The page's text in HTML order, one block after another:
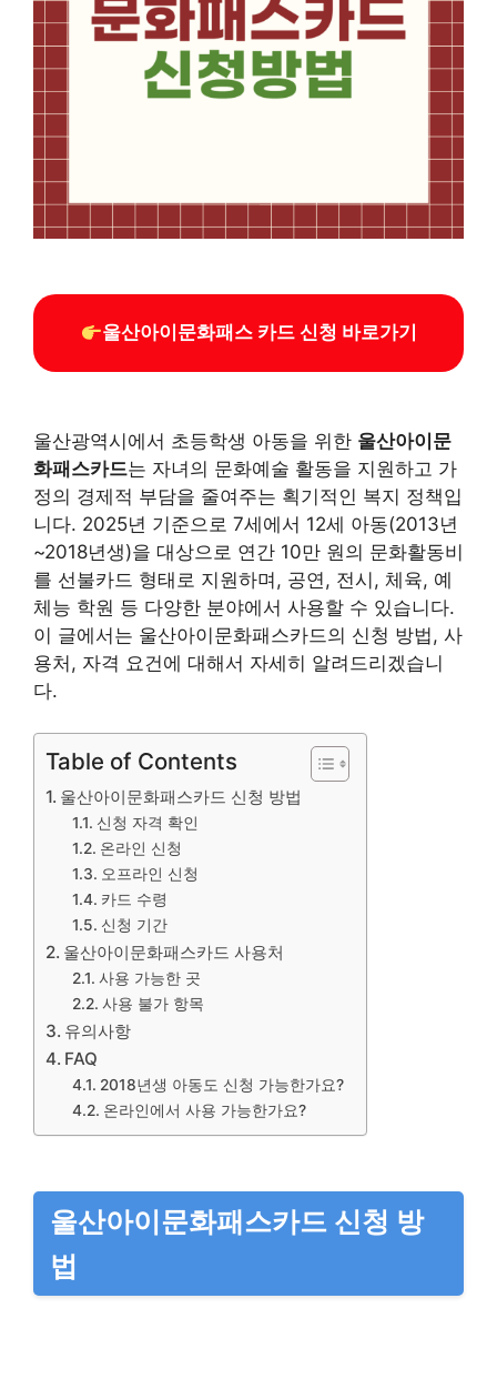
울산아이문화패스 카드 신청 바로가기
울산광역시에서 초등학생 아동을 위한 울산아이문
화패스카드는 자녀의 문화예술 활동을 지원하고 가
정의 경제적 부담을 줄여주는 획기적인 복지 정책입
니다. 2025년 기준으로 7세에서 12세 아동(2013년
~2018년생)을 대상으로 연간 10만 원의 문화활동비
를 선불카드 형태로 지원하며, 공연, 전시, 체육, 예
체능 학원 등 다양한 분야에서 사용할 수 있습니다.
이 글에서는 울산아이문화패스카드의 신청 방법, 사
용처, 자격 요건에 대해서 자세히 알려드리겠습니
다.
Table of Contents
울산아이문화패스카드 신청 방법
신청 자격 확인
온라인 신청
오프라인 신청
카드 수령
신청 기간
울산아이문화패스카드 사용처
사용 가능한 곳
사용 불가 항목
유의사항
FAQ
2018년생 아동도 신청 가능한가요?
온라인에서 사용 가능한가요?
울산아이문화패스카드 신청 방
법